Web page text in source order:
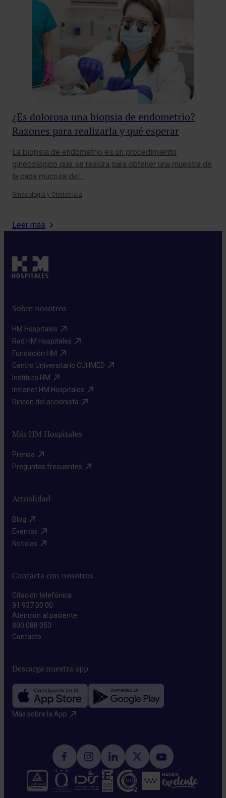
¿Es dolorosa una biopsia de endometrio?
Razones para realizarla y qué esperar
La biopsia de endometrio es un procedimiento
ginecológico que se realiza para obtener una muestra de
la capa mucosa del…
Ginecología y Obstetricia
Leer más
Sobre nosotros
HM Hospitales​
Red HM Hospitales​
Fundación HM​
Centro Universitario CUHMED​
Instituto HM​
Intranet HM Hospitales​
Rincón del accionista​
Más HM Hospitales
Prensa​
Preguntas frecuentes​
Actualidad
Blog​
Eventos​
Noticias​
Contacta con nosotros
Citación telefónica
91 937 00 00
Atención al paciente
800 088 050
Contacto​
Descarga nuestra app
Más sobre la App​